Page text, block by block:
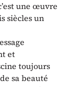
une œuvre
siècles un
et
toujours
sa beauté